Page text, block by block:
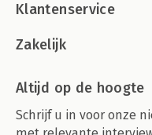
Klantenservice
Zakelijk
Altijd op de hoogte
Schrijf u in voor onze